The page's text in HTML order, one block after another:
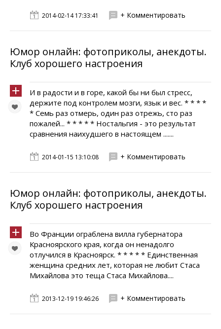
2014-02-14 17:33:41 + Комментировать
Юмор онлайн: фотоприколы, анекдоты.
Клуб хорошего настроения
И в радости и в горе, какой бы ни был стресс,
держите под контролем мозги, язык и вес. * * * *
* Семь раз отмерь, один раз отрежь, сто раз
пожалей... * * * * * Ностальгия - это результат
сравнения наихудшего в настоящем .......
2014-01-15 13:10:08 + Комментировать
Юмор онлайн: фотоприколы, анекдоты.
Клуб хорошего настроения
Во Франции ограблена вилла губернатора
Красноярского края, когда он ненадолго
отлучился в Красноярск. * * * * * Единственная
женщина средних лет, которая не любит Стаса
Михайлова это теща Стаса Михайлова....
2013-12-19 19:46:26 + Комментировать